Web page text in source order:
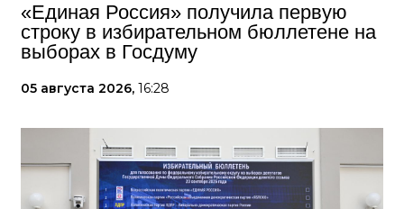
«Единая Россия» получила первую
строку в избирательном бюллетене на
выборах в Госдуму
05 августа 2026, 16:28